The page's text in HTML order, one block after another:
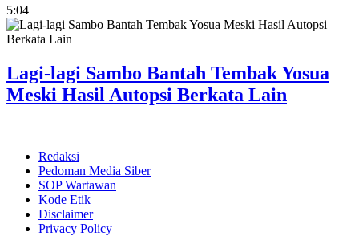
5:04
Lagi-lagi Sambo Bantah Tembak Yosua
Meski Hasil Autopsi Berkata Lain
Redaksi
Pedoman Media Siber
SOP Wartawan
Kode Etik
Disclaimer
Privacy Policy